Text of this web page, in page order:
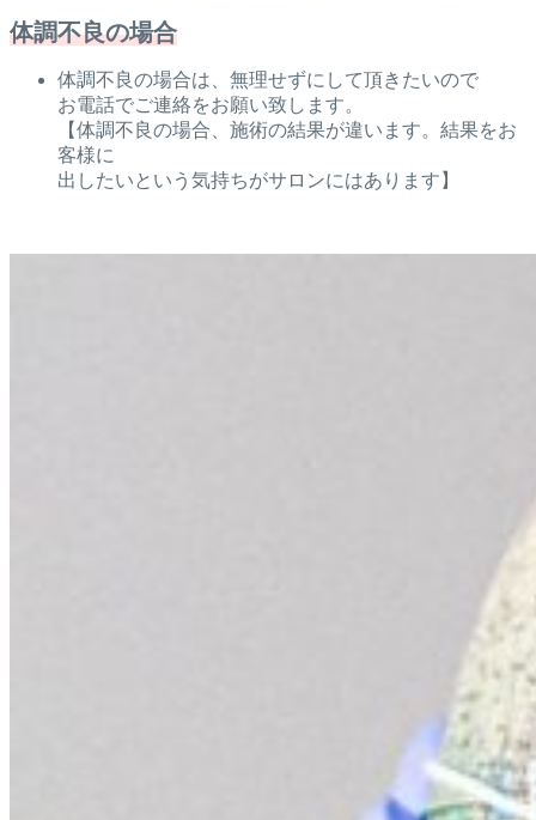
体調不良の場合
体調不良の場合は、無理せずにして頂きたいので
お電話でご連絡をお願い致します。
【体調不良の場合、施術の結果が違います。結果をお
客様に
出したいという気持ちがサロンにはあります】